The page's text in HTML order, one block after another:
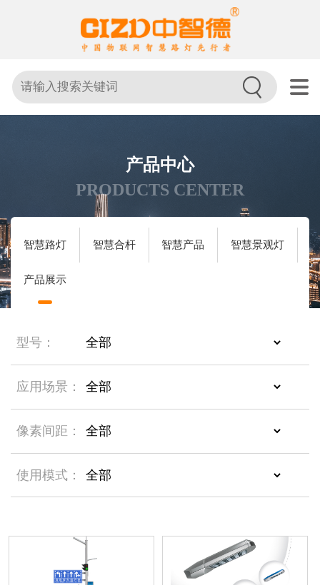
产品中心
PRODUCTS CENTER
智慧路灯 智慧合杆 智慧产品 智慧景观灯
产品展示
型号：
应用场景：
像素间距：
使用模式：